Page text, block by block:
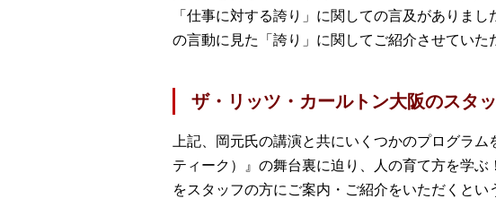
「仕事に対する誇り」に関しての言及がありま
の言動に見た「誇り」に関してご紹介させていた
ザ・リッツ・カールトン大阪のスタ
上記、岡元氏の講演と共にいくつかのプログラ
ティーク）』の舞台裏に迫り、人の育て方を学
をスタッフの方にご案内・ご紹介をいただくとい